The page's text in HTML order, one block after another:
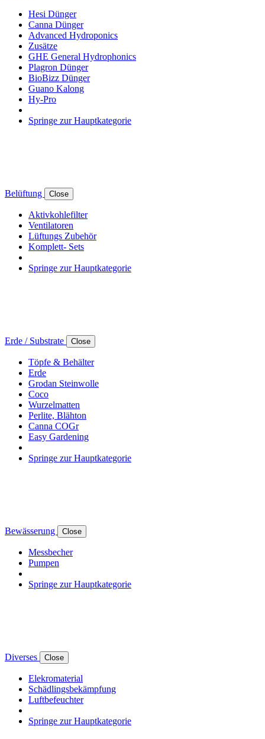
Hesi Dünger
Canna Dünger
Advanced Hydroponics
Zusätze
GHE General Hydrophonics
Plagron Dünger
BioBizz Dünger
Guano Kalong
Hy-Pro
Springe zur Hauptkategorie
Belüftung Close
Aktivkohlefilter
Ventilatoren
Lüftungs Zubehör
Komplett- Sets
Springe zur Hauptkategorie
Erde / Substrate Close
Töpfe & Behälter
Erde
Grodan Steinwolle
Coco
Wurzelmatten
Perlite, Blähton
Canna COGr
Easy Gardening
Springe zur Hauptkategorie
Bewässerung Close
Messbecher
Pumpen
Springe zur Hauptkategorie
Diverses Close
Elekromaterial
Schädlingsbekämpfung
Luftbefeuchter
Springe zur Hauptkategorie